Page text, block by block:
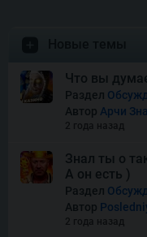
Snake’s
Squish
Super Boost
Что вы
Раздел
Автор Арчи
2 года назад
Знал ты о
А он есть )
Раздел
Автор
2 года назад